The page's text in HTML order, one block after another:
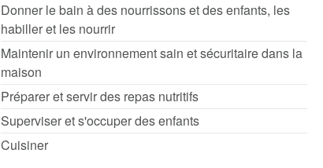
Donner le bain à des nourrissons et des enfants, les
habiller et les nourrir
Maintenir un environnement sain et sécuritaire dans la
maison
Préparer et servir des repas nutritifs
Superviser et s'occuper des enfants
Cuisiner